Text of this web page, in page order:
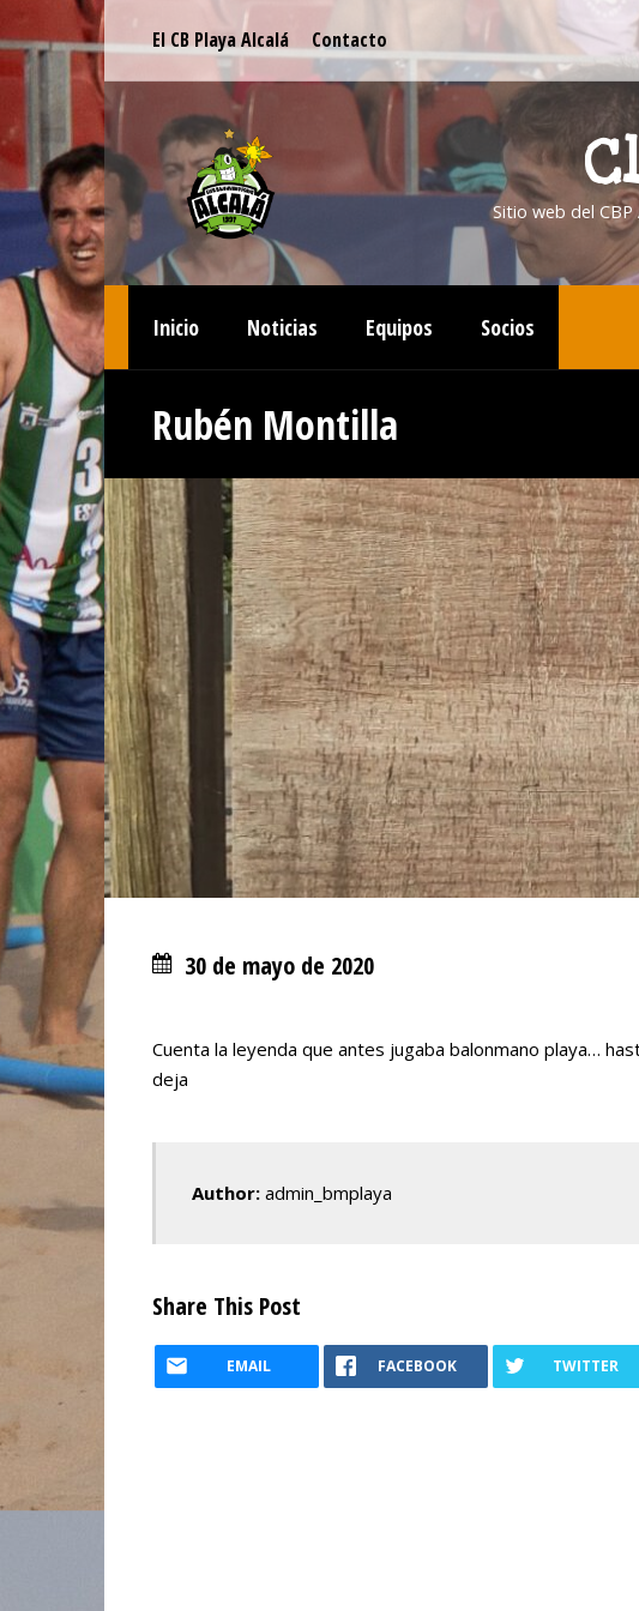
El CB Playa Alcalá Contacto
Sitio web del
Inicio Noticias Equipos Socios
Rubén Montilla
30 de mayo de 2020
Cuenta la leyenda que antes jugaba balonmano playa…
deja
Author: admin_bmplaya
Share This Post
EMAIL FACEBOOK TWITTER